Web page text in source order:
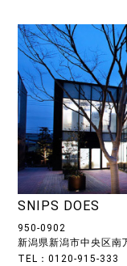
SNIPS DOES
950-0902
新潟県新潟市中央区
TEL：0120-915-333